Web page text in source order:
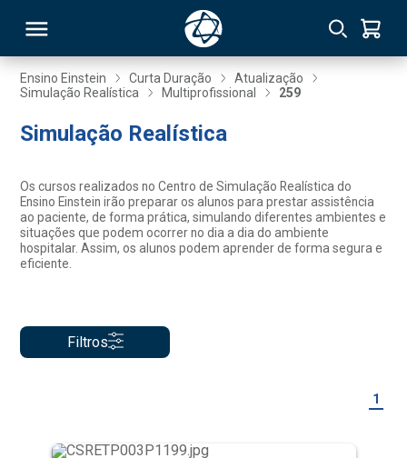
Ensino Einstein Curta Duração
Atualização
Simulação Realística
Multiprofissional 259
Simulação Realística
Os cursos realizados no Centro de Simulação Realística do
Ensino Einstein irão preparar os alunos para prestar assistência
ao paciente, de forma prática, simulando diferentes ambientes e
situações que podem ocorrer no dia a dia do ambiente
hospitalar. Assim, os alunos podem aprender de forma segura e
eficiente.
Filtros
1